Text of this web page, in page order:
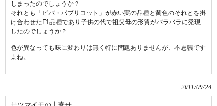
しまったのでしょうか？
それとも「ビバ・パプリコット」が赤い実の品種と黄色のそれとを掛
け合わせたF1品種であり子供の代で祖父母の形質がバラバラに発現
したのでしょうか？
色が異なっても味に変わりは無く特に問題ありませんが、不思議です
よね。
2011/09/24